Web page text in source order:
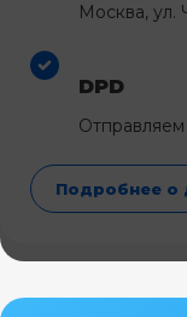
Москва, ул.
DPD
Подробнее о